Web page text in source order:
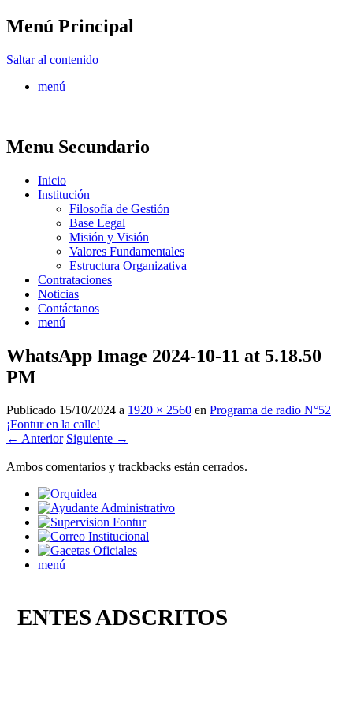
Menú Principal
Saltar al contenido
menú
Menu Secundario
Inicio
Institución
Filosofía de Gestión
Base Legal
Misión y Visión
Valores Fundamentales
Estructura Organizativa
Contrataciones
Noticias
Contáctanos
menú
WhatsApp Image 2024-10-11 at 5.18.50
PM
Publicado 15/10/2024 a 1920 × 2560 en Programa de radio N°52
¡Fontur en la calle!
← Anterior Siguiente →
Ambos comentarios y trackbacks están cerrados.
menú
ENTES ADSCRITOS